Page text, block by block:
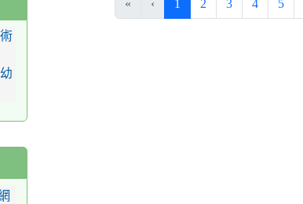
« ‹ 1 (current)
2 3 4 5